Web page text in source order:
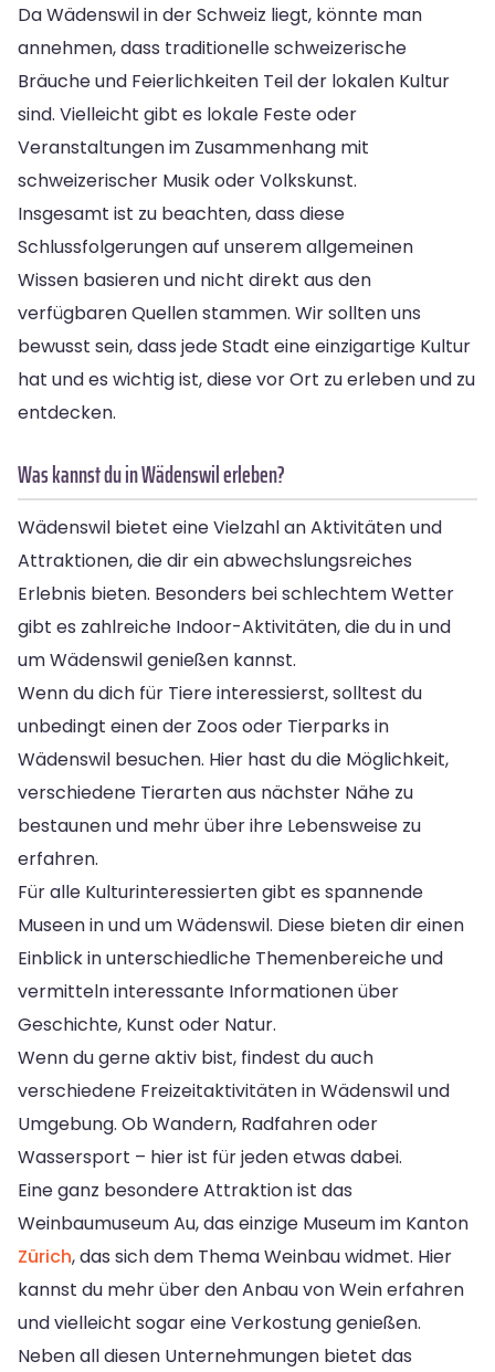
Da Wädenswil in der Schweiz liegt, könnte man
annehmen, dass traditionelle schweizerische
Bräuche und Feierlichkeiten Teil der lokalen Kultur
sind. Vielleicht gibt es lokale Feste oder
Veranstaltungen im Zusammenhang mit
schweizerischer Musik oder Volkskunst.
Insgesamt ist zu beachten, dass diese
Schlussfolgerungen auf unserem allgemeinen
Wissen basieren und nicht direkt aus den
verfügbaren Quellen stammen. Wir sollten uns
bewusst sein, dass jede Stadt eine einzigartige Kultur
hat und es wichtig ist, diese vor Ort zu erleben und zu
entdecken.
Was kannst du in Wädenswil erleben?
Wädenswil bietet eine Vielzahl an Aktivitäten und
Attraktionen, die dir ein abwechslungsreiches
Erlebnis bieten. Besonders bei schlechtem Wetter
gibt es zahlreiche Indoor-Aktivitäten, die du in und
um Wädenswil genießen kannst.
Wenn du dich für Tiere interessierst, solltest du
unbedingt einen der Zoos oder Tierparks in
Wädenswil besuchen. Hier hast du die Möglichkeit,
verschiedene Tierarten aus nächster Nähe zu
bestaunen und mehr über ihre Lebensweise zu
erfahren.
Für alle Kulturinteressierten gibt es spannende
Museen in und um Wädenswil. Diese bieten dir einen
Einblick in unterschiedliche Themenbereiche und
vermitteln interessante Informationen über
Geschichte, Kunst oder Natur.
Wenn du gerne aktiv bist, findest du auch
verschiedene Freizeitaktivitäten in Wädenswil und
Umgebung. Ob Wandern, Radfahren oder
Wassersport – hier ist für jeden etwas dabei.
Eine ganz besondere Attraktion ist das
Weinbaumuseum Au, das einzige Museum im Kanton
Zürich, das sich dem Thema Weinbau widmet. Hier
kannst du mehr über den Anbau von Wein erfahren
und vielleicht sogar eine Verkostung genießen.
Neben all diesen Unternehmungen bietet das